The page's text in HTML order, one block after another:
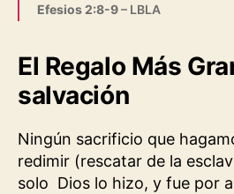
Efesios 2:8-9– LBLA
El Regalo Más
salvación
Ningún sacrificio que
redimir (rescatar de la
solo Dios lo hizo, y fue por